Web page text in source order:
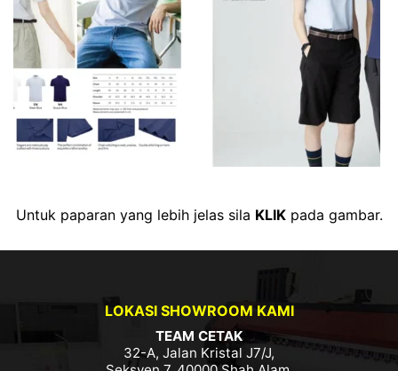
Untuk paparan yang lebih jelas sila KLIKpada gambar.
LOKASI SHOWROOM KAMI
TEAM CETAK
32-A, Jalan Kristal J7/J,